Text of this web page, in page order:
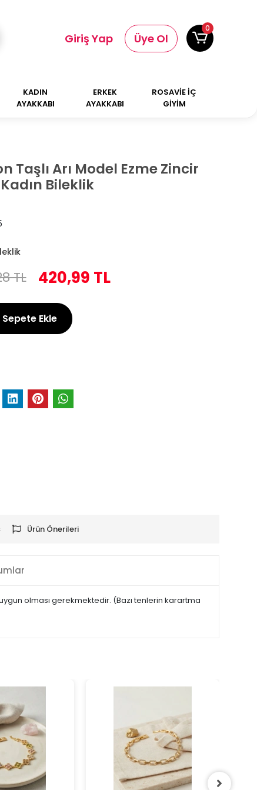
Giriş Yap Üye Ol
0
KADIN
AYAKKABI
ERKEK
AYAKKABI
ROSAVİE İÇ
GİYİM
Taşlı Arı Model Ezme Zincir
Bileklik
TL 420,99 TL
Sepete Ekle
Ürün Önerileri
olması gerekmektedir. (Bazı tenlerin karartma